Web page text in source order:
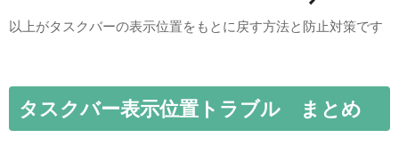
以上がタスクバーの表示位置をもとに戻す方法と防止対策です
タスクバー表示位置トラブル まとめ